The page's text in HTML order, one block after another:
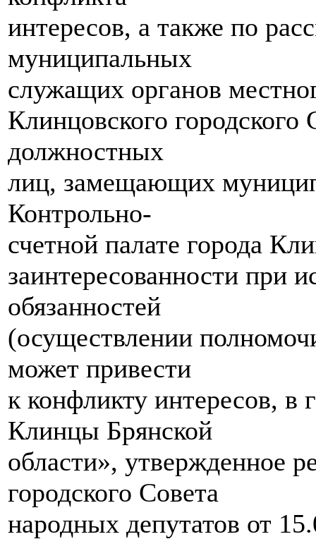
интересов, а также по
муниципальных
служащих органов
Клинцовского
должностных
лиц, замещающих
Контрольно-
счетной палате города
заинтересованности при
обязанностей
(осуществлении
может привести
к конфликту интересов, в
Клинцы Брянской
области», утвержденное
городского Совета
народных депутатов от